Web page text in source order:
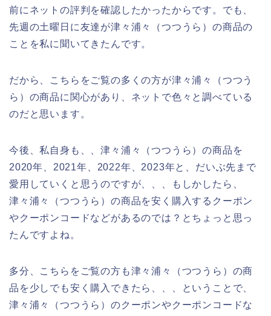
前にネットの評判を確認したかったからです。でも、
先週の土曜日に友達が津々浦々（つつうら）の商品の
ことを私に聞いてきたんです。
だから、こちらをご覧の多くの方が津々浦々（つつう
ら）の商品に関心があり、ネットで色々と調べている
のだと思います。
今後、私自身も、、津々浦々（つつうら）の商品を
2020年、2021年、2022年、2023年と、だいぶ先まで
愛用していくと思うのですが、、、もしかしたら、
津々浦々（つつうら）の商品を安く購入するクーポン
やクーポンコードなどがあるのでは？とちょっと思っ
たんですよね。
多分、こちらをご覧の方も津々浦々（つつうら）の商
品を少しでも安く購入できたら、、、ということで、
津々浦々（つつうら）のクーポンやクーポンコードな